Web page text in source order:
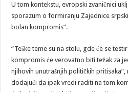
U tom kontekstu, evropski zvaničnici
sporazum o formiranju Zajednice
bolan kompromis”.
“Teške teme su na stolu, gde će se
kompromis će verovatno biti težak za
njihovih unutrašnjih političkih pritisaka”,
dodajući da ipak vredi raditi na tom